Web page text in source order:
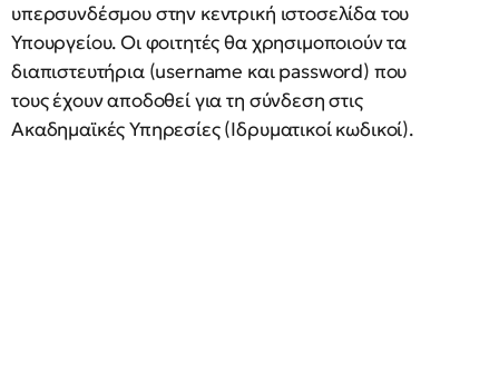
υπερσυνδέσμου στην κεντρική ιστοσελίδα του
Υπουργείου. Οι φοιτητές θα χρησιμοποιούν τα
διαπιστευτήρια (username και password) που
τους έχουν αποδοθεί για τη σύνδεση στις
Ακαδημαϊκές Υπηρεσίες (Ιδρυματικοί κωδικοί).